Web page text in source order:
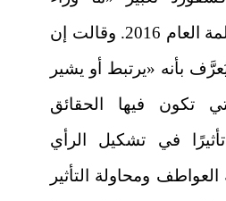
الحقيقة» ليكون كلمة العام 2016. وقالت إن
بأنه «يرتبط أو يشير
تكون فيها الحقائق
في تشكيل الرأي
ومحاولة التأثير